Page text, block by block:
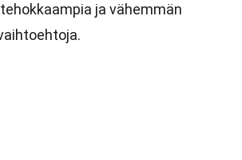
ja vähemmän